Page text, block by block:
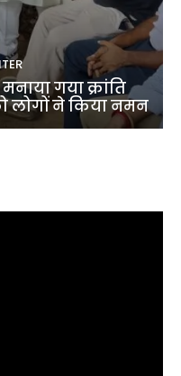
गया क्रांति
लोगों ने किया नमन